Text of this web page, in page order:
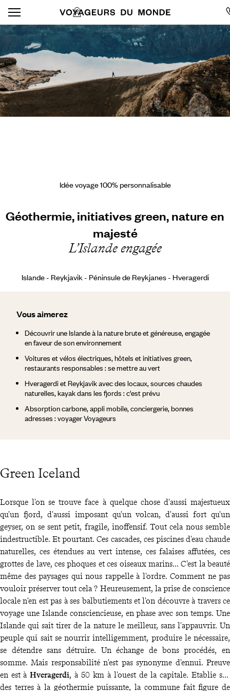
Idée voyage 100% personnalisable
Géothermie, initiatives green, nature en
majesté
L’Islande engagée
Islande - Reykjavik - Péninsule de Reykjanes - Hveragerdi
Green Iceland
Vous aimerez
Découvrir une Islande à la nature brute et généreuse, engagée
en faveur de son environnement
Voitures et vélos électriques, hôtels et initiatives green,
restaurants responsables : se mettre au vert
Hveragerdi et Reykjavik avec des locaux, sources chaudes
naturelles, kayak dans les fjords : c'est prévu
Absorption carbone, appli mobile, conciergerie, bonnes
adresses : voyager Voyageurs
Lorsque l'on se trouve face à quelque chose d'aussi majestueux
qu'un fjord, d'aussi imposant qu'un volcan, d'aussi fort qu'un
geyser, on se sent petit, fragile, inoffensif. Tout cela nous semble
indestructible. Et pourtant. Ces cascades, ces piscines d'eau chaude
naturelles, ces étendues au vert intense, ces falaises affutées, ces
grottes de lave, ces phoques et ces oiseaux marins... C'est la beauté
même des paysages qui nous rappelle à l'ordre. Comment ne pas
vouloir préserver tout cela ? Heureusement, la prise de conscience
locale n'en est pas à ses balbutiements et l'on découvre à travers ce
voyage une Islande consciencieuse, en phase avec son temps. Une
Islande qui sait tirer de la nature le meilleur, sans l'appauvrir. Un
peuple qui sait se nourrir intelligemment, produire le nécessaire,
se détendre sans détruire. Un échange de bons procédés, en
somme. Mais responsabilité n'est pas synonyme d'ennui. Preuve
en est à Hveragerdi, à 50 km à l'ouest de la capitale. Etablie sur
des terres à la géothermie puissante, la commune fait figure de